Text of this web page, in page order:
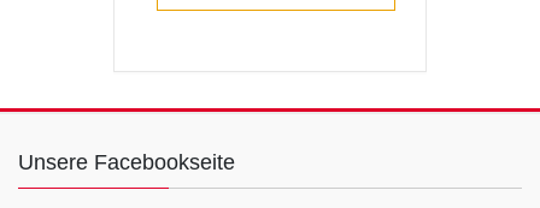
Unsere Facebookseite